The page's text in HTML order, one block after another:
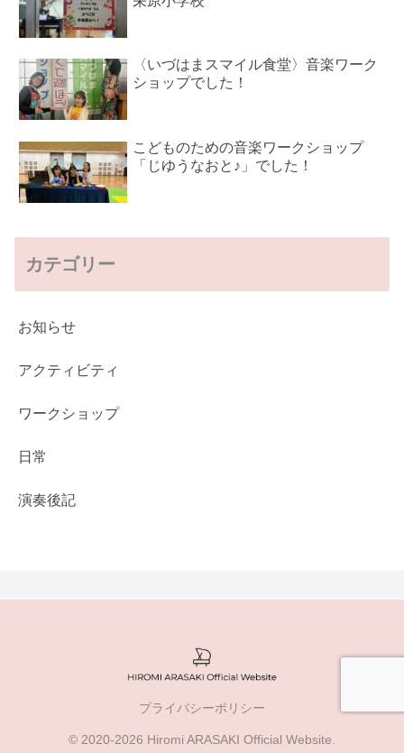
〈いづはまスマイル食堂〉音楽ワーク
ショップでした！
こどものための音楽ワークショップ
「じゆうなおと♪」でした！
カテゴリー
お知らせ
アクティビティ
ワークショップ
日常
演奏後記
プライバシーポリシー
© 2020-2026 Hiromi ARASAKI Official Website.